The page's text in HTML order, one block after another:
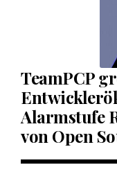
TeamPCP
Alarmstufe
von Open